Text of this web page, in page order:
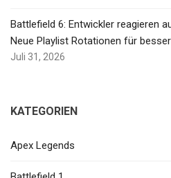
Battlefield 6: Entwickler reagieren
Neue Playlist Rotationen für
Juli 31, 2026
KATEGORIEN
Apex Legends